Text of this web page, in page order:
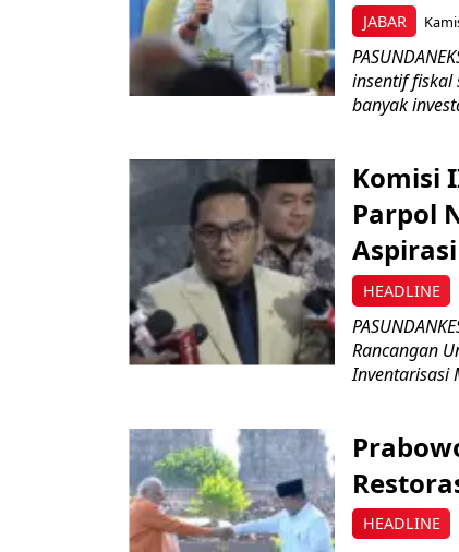
JABAR
insentif fiskal
banyak
HEADLINE
Komisi
Parpol
Rancangan
Inventarisasi
HEADLINE